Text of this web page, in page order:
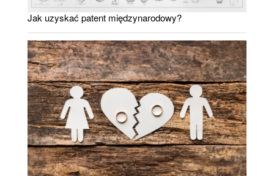
Jak uzyskać patent międzynarodowy?